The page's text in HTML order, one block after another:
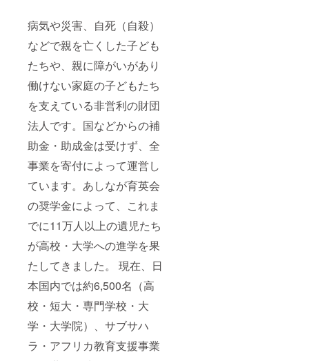
病気や災害、自死（自殺）
などで親を亡くした子ども
たちや、親に障がいがあり
働けない家庭の子どもたち
を支えている非営利の財団
法人です。国などからの補
助金・助成金は受けず、全
事業を寄付によって運営し
ています。あしなが育英会
の奨学金によって、これま
でに11万人以上の遺児たち
が高校・大学への進学を果
たしてきました。 現在、日
本国内では約6,500名（高
校・短大・専門学校・大
学・大学院）、サブサハ
ラ・アフリカ教育支援事業